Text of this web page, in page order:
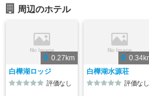
周辺のホテル
0.27km
白樺湖ロッジ
評価なし
白樺湖水源荘
評価なし